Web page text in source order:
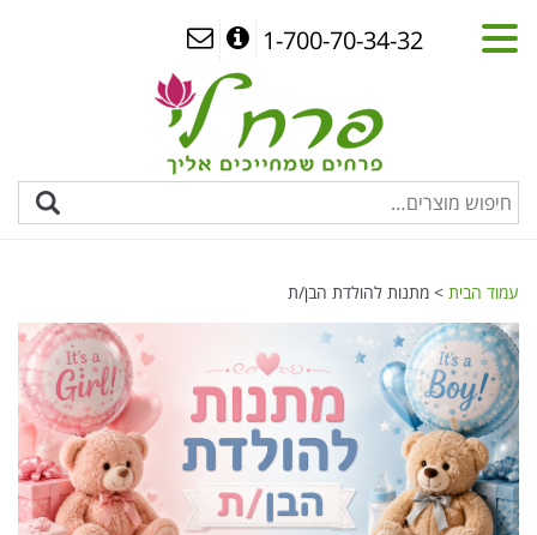
1-700-70-34-32
עמוד הבית > מתנות להולדת הבן/ת